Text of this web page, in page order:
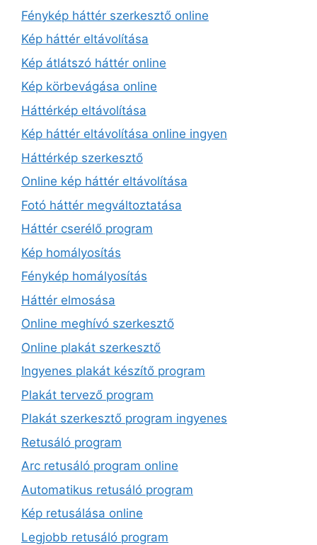
Fénykép háttér szerkesztő online
Kép háttér eltávolítása
Kép átlátszó háttér online
Kép körbevágása online
Háttérkép eltávolítása
Kép háttér eltávolítása online ingyen
Háttérkép szerkesztő
Online kép háttér eltávolítása
Fotó háttér megváltoztatása
Háttér cserélő program
Kép homályosítás
Fénykép homályosítás
Háttér elmosása
Online meghívó szerkesztő
Online plakát szerkesztő
Ingyenes plakát készítő program
Plakát tervező program
Plakát szerkesztő program ingyenes
Retusáló program
Arc retusáló program online
Automatikus retusáló program
Kép retusálása online
Legjobb retusáló program